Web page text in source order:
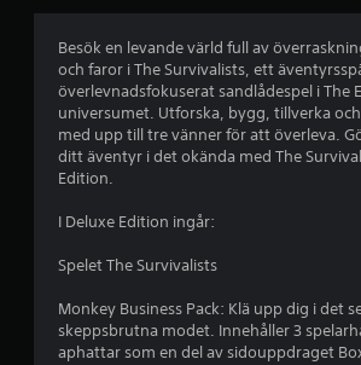
Besök en levande värld full av
och faror i The Survivalists, ett
överlevnadsfokuserat sandlådespel i The
universumet. Utforska, bygg, tillverka
med upp till tre vänner för att överleva.
ditt äventyr i det okända med The
Edition.
I Deluxe Edition ingår:
Spelet The Survivalists
Monkey Business Pack: Klä upp dig i det
skeppsbrutna modet. Innehåller 3
aphattar som en del av sidouppdraget